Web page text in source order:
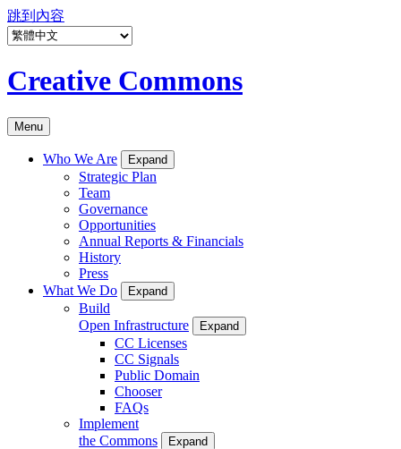
跳到內容
Creative Commons
Menu
Who We Are Expand
Strategic Plan
Team
Governance
Opportunities
Annual Reports & Financials
History
Press
What We Do
Expand
Build
Open Infrastructure
Expand
CC Licenses
CC Signals
Public Domain
Chooser
FAQs
Implement
the Commons
Expand